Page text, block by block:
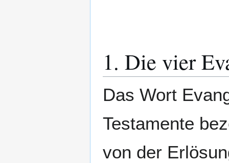
1. Die vier
Das Wort
Testamente
von der